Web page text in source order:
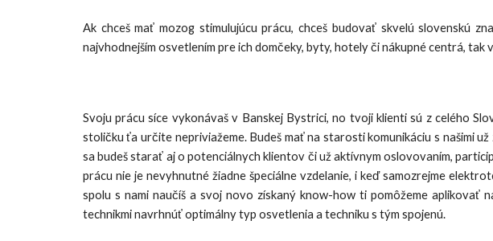
Ak chceš mať mozog stimulujúcu prácu, chceš budovať skvelú slovenskú
najvhodnejším osvetlením pre ich domčeky, byty, hotely či nákupné centrá,
Svoju prácu síce vykonávaš v Banskej Bystrici, no tvoji klienti sú z celého
stoličku ťa určite nepriviažeme. Budeš mať na starosti komunikáciu s našimi
sa budeš starať aj o potenciálnych klientov či už aktívnym oslovovaním,
prácu nie je nevyhnutné žiadne špeciálne vzdelanie, i keď samozrejme
spolu s nami naučíš a svoj novo získaný know-how ti pomôžeme aplikovať
technikmi navrhnúť optimálny typ osvetlenia a techniku s tým spojenú.